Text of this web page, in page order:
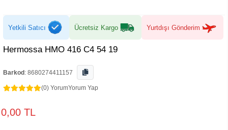
Yetkili Satıcı Ücretsiz Kargo Yurtdışı Gönderim
Hermossa HMO 416 C4 54 19
Barkod : 8680274411157
(0) YorumYorum Yap
0,00 TL